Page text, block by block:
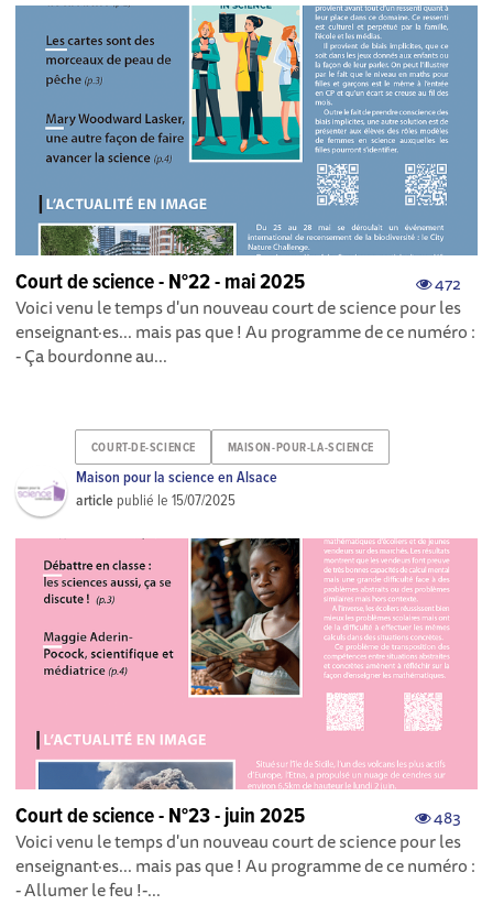
472
Court de science - N°22 - mai 2025
Voici venu le temps d'un nouveau court de science pour les
enseignant·es... mais pas que ! Au programme de ce numéro :
- Ça bourdonne au...
COURT-DE-SCIENCE MAISON-POUR-LA-SCIENCE
Maison pour la science en Alsace
article publié le15/07/2025
483
Court de science - N°23 - juin 2025
Voici venu le temps d'un nouveau court de science pour les
enseignant·es... mais pas que ! Au programme de ce numéro :
- Allumer le feu ! -...